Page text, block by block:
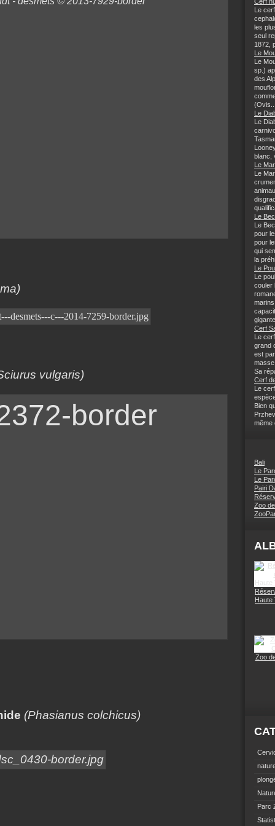
vulgaris)
(Phasianus colchicus)
Le
les
seul
1872,
Le
Le
sp.)
des
Le
Le
blanc,
Le
Le
Le
Le
pour
pour
qui
la
Le
Le
couler
Cerf
Le
grand
est
Sa
Cerf
Le
Bien
même
Bali
Le
Le
Pairi
Zoo
Haute
Zoo
Parc